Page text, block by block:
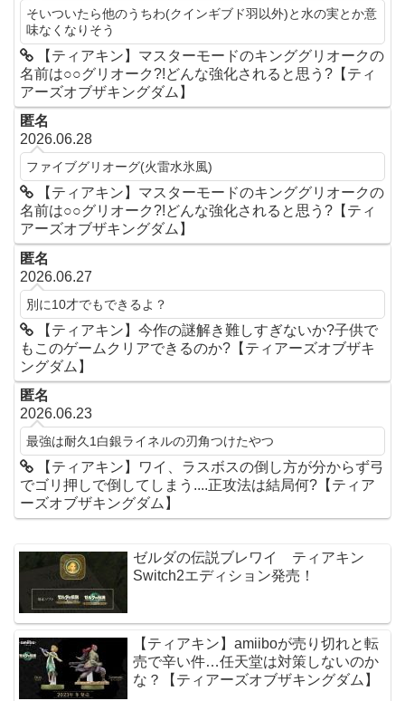
そいついたら他のうちわ(クインギブド羽以外)と水の実とか意
味なくなりそう
【ティアキン】マスターモードのキンググリオークの
名前は○○グリオーク?!どんな強化されると思う?【ティ
アーズオブザキングダム】
匿名
2026.06.28
ファイブグリオーグ(火雷水氷風)
【ティアキン】マスターモードのキンググリオークの
名前は○○グリオーク?!どんな強化されると思う?【ティ
アーズオブザキングダム】
匿名
2026.06.27
別に10才でもできるよ？
【ティアキン】今作の謎解き難しすぎないか?子供で
もこのゲームクリアできるのか?【ティアーズオブザキ
ングダム】
匿名
2026.06.23
最強は耐久1白銀ライネルの刃角つけたやつ
【ティアキン】ワイ、ラスボスの倒し方が分からず弓
でゴリ押しで倒してしまう....正攻法は結局何?【ティア
ーズオブザキングダム】
ゼルダの伝説ブレワイ ティアキン
Switch2エディション発売！
【ティアキン】amiiboが売り切れと転
売で辛い件…任天堂は対策しないのか
な？【ティアーズオブザキングダム】